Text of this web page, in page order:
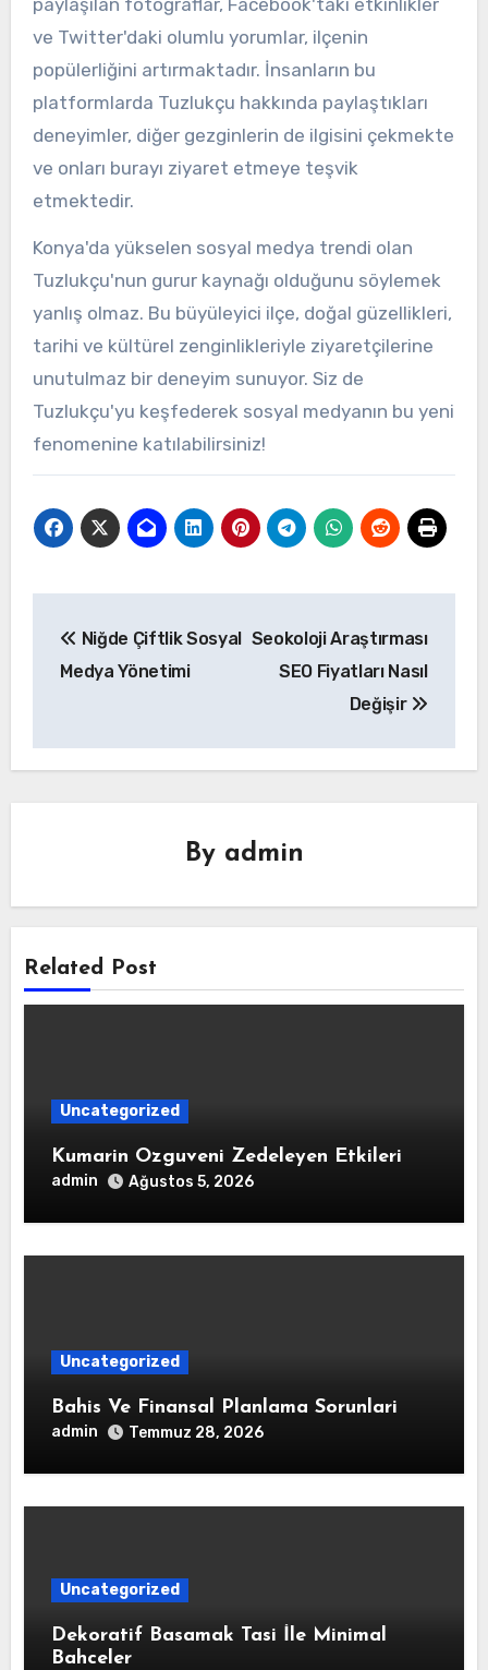
paylaşılan fotoğraflar, Facebook'taki etkinlikler
ve Twitter'daki olumlu yorumlar, ilçenin
popülerliğini artırmaktadır. İnsanların bu
platformlarda Tuzlukçu hakkında paylaştıkları
deneyimler, diğer gezginlerin de ilgisini çekmekte
ve onları burayı ziyaret etmeye teşvik
etmektedir.
Konya'da yükselen sosyal medya trendi olan
Tuzlukçu'nun gurur kaynağı olduğunu söylemek
yanlış olmaz. Bu büyüleyici ilçe, doğal güzellikleri,
tarihi ve kültürel zenginlikleriyle ziyaretçilerine
unutulmaz bir deneyim sunuyor. Siz de
Tuzlukçu'yu keşfederek sosyal medyanın bu yeni
fenomenine katılabilirsiniz!
gezinmesi
Niğde Çiftlik Sosyal
Medya Yönetimi
Seokoloji Araştırması
SEO Fiyatları Nasıl
Değişir
By admin
Related Post
Uncategorized
Kumarin Ozguveni Zedeleyen Etkileri
admin Ağustos 5, 2026
Uncategorized
Bahis Ve Finansal Planlama Sorunlari
admin Temmuz 28, 2026
Uncategorized
Dekoratif Basamak Tasi İle Minimal
Bahceler